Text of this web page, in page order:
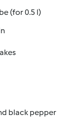
(for 0.5 l)
black pepper